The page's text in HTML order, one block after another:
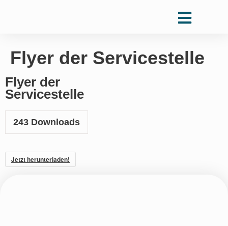
Flyer der Servicestelle
Flyer der
Servicestelle
243 Downloads
Jetzt herunterladen!